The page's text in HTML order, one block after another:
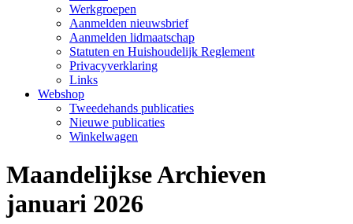
Werkgroepen
Aanmelden nieuwsbrief
Aanmelden lidmaatschap
Statuten en Huishoudelijk Reglement
Privacyverklaring
Links
Webshop
Tweedehands publicaties
Nieuwe publicaties
Winkelwagen
Maandelijkse Archieven
januari 2026